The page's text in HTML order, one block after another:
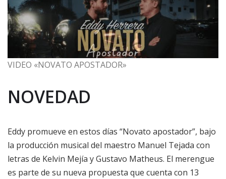
VIDEO «NOVATO APOSTADOR»
NOVEDAD
Eddy promueve en estos días “Novato apostador”, bajo
la producción musical del maestro Manuel Tejada con
letras de Kelvin Mejía y Gustavo Matheus. El merengue
es parte de su nueva propuesta que cuenta con 13